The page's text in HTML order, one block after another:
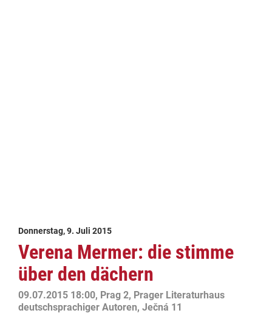
Donnerstag, 9. Juli 2015
Verena Mermer: die stimme
über den dächern
09.07.2015 18:00, Prag 2, Prager Literaturhaus
deutschsprachiger Autoren, Ječná 11